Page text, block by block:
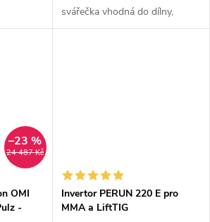
svářečka vhodná do dílny,
údržby, domácnosti a lehkou
24 487 Kč
–23 %
OMI
-
Invertor PERUN 220 E pro
MMA a LiftTIG